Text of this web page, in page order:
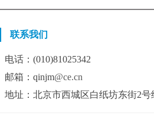
联系我们
电话：(010)81025342
邮箱：qinjm@ce.cn
地址：北京市西城区白纸坊东街2